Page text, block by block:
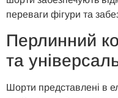
переваги фігури та
Перлинний
та
Шорти представлені в